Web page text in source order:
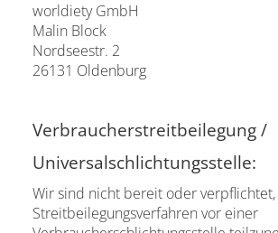
worldiety GmbH
Malin Block
Nordseestr. 2
26131 Oldenburg
Verbraucherstreitbeilegung /
Universalschlichtungsstelle:
Wir sind nicht bereit oder verpflichtet,
Streitbeilegungsverfahren vor einer